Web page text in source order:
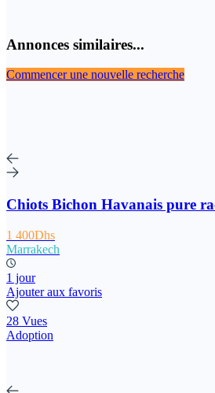
Annonces similaires...
Commencer une nouvelle recherche
Chiots Bichon Havanais pure
1 400Dhs
Marrakech
1 jour
Ajouter aux favoris
28 Vues
Adoption